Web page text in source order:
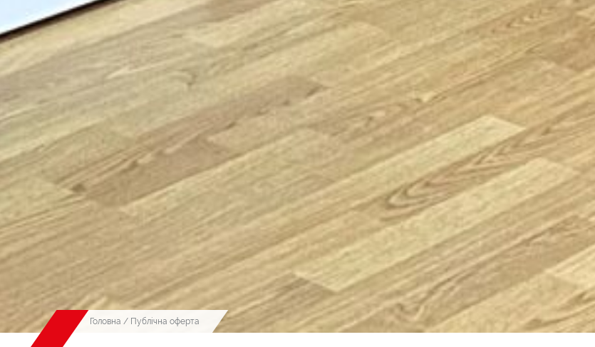
Головна / Публічна оферта